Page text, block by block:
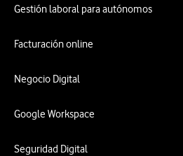
Gestión laboral para autónomos
Facturación online
Negocio Digital
Google Workspace
Seguridad Digital